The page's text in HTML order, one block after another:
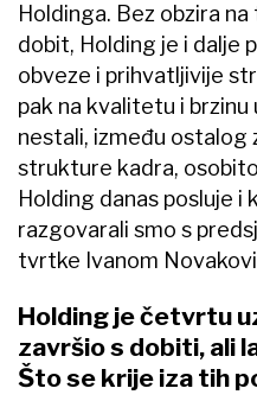
Holdinga. Bez obzira
dobit, Holding je i dalje
obveze i prihvatljivije
pak na kvalitetu i
nestali, između ostalog
strukture kadra,
Holding danas posluje i
razgovarali smo s
tvrtke Ivanom
Holding je četvrtu
završio s dobiti, ali
Što se krije iza tih